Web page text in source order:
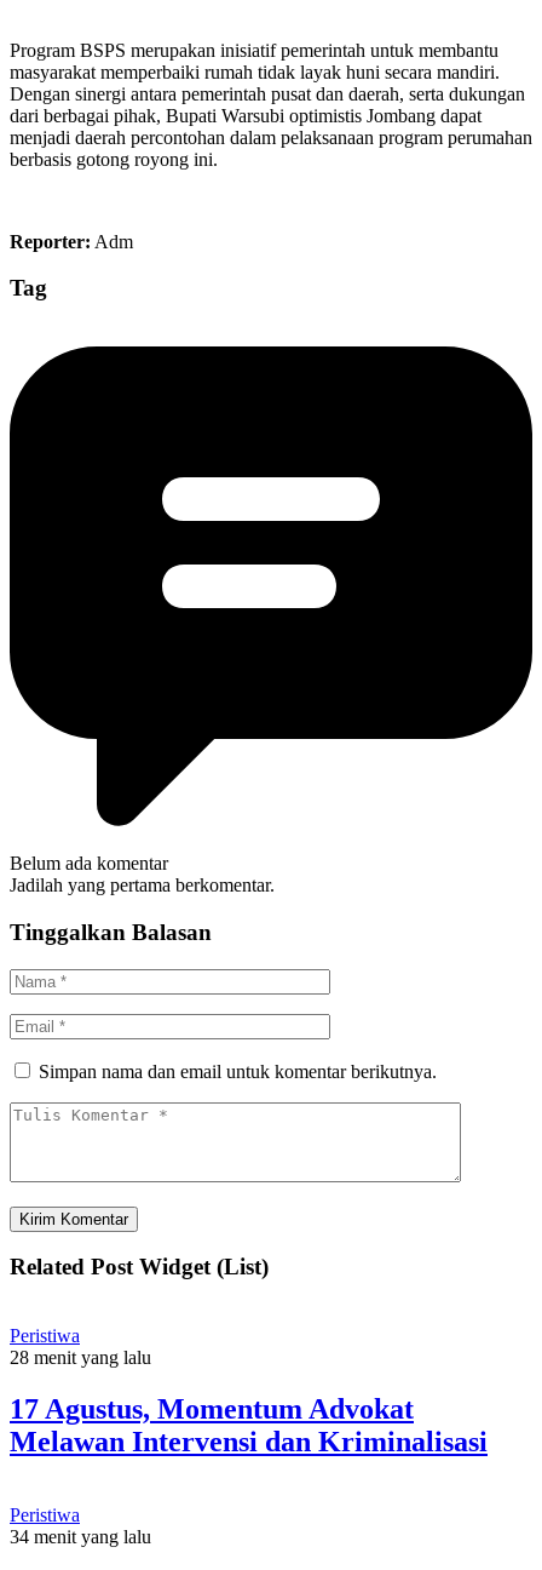
Program BSPS merupakan inisiatif pemerintah untuk membantu
masyarakat memperbaiki rumah tidak layak huni secara mandiri.
Dengan sinergi antara pemerintah pusat dan daerah, serta dukungan
dari berbagai pihak, Bupati Warsubi optimistis Jombang dapat
menjadi daerah percontohan dalam pelaksanaan program perumahan
berbasis gotong royong ini.
Reporter: Adm
Tag
Belum ada komentar
Jadilah yang pertama berkomentar.
Tinggalkan Balasan
Simpan nama dan email untuk komentar berikutnya.
Related Post Widget (List)
Peristiwa
28 menit yang lalu
17 Agustus, Momentum Advokat
Melawan Intervensi dan Kriminalisasi
Peristiwa
34 menit yang lalu